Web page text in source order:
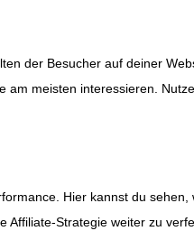
der Besucher auf deiner
meisten interessieren.
Hier kannst du
Strategie weiter zu